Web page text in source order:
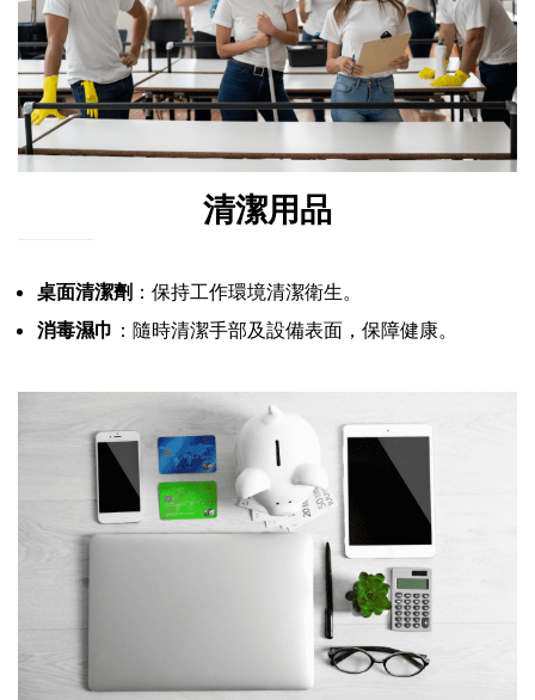
清潔用品
桌面清潔劑 ：保持工作環境清潔衛生。
消毒濕巾 ：隨時清潔手部及設備表面，保障健康。